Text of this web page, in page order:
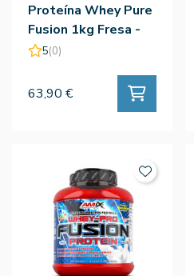
Proteína Whey Pure
Fusion 1kg Fresa -
Amix
5(0)
63,90 €